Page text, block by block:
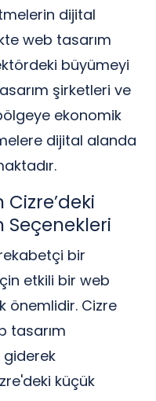
dijital
web tasarım
büyümeyi
şirketleri ve
ekonomik
dijital alanda
Seçenekleri
bir
etkili bir web
önemlidir. Cizre
tasarım
giderek
küçük